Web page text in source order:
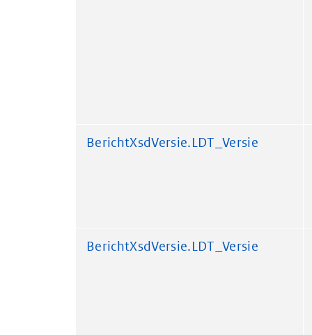
BerichtXsdVersie.LDT_Versie
BerichtXsdVersie.LDT_Versie